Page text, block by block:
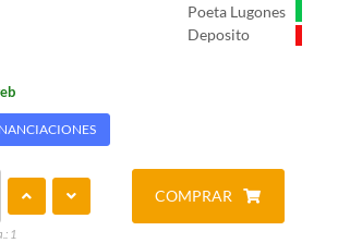
Poeta Lugones
Deposito
1
COMPRAR